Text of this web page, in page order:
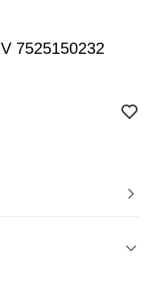
7525150232